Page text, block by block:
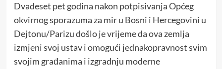
Dvadeset pet godina nakon potpisivanja Općeg
okvirnog sporazuma za mir u Bosni i Hercegovini u
Dejtonu/Parizu došlo je vrijeme da ova zemlja
izmjeni svoj ustav i omogući jednakopravnost svim
svojim građanima i izgradnju moderne